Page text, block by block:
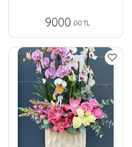
9000 ,00 TL